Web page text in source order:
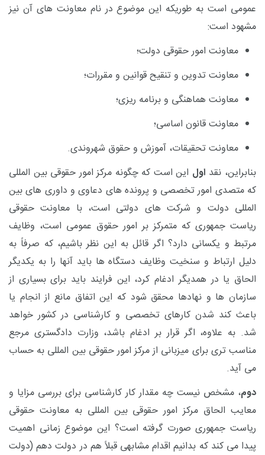
عمومی است به طوریکه این موضوع در نام معاونت های آن نیز
مشهود است:
معاونت امور حقوقی دولت؛
معاونت تدوین و تنقیح قوانین و مقررات؛
معاونت هماهنگی و برنامه ریزی؛
معاونت قانون اساسی؛
معاونت تحقیقات، آموزش و حقوق شهروندی.
بنابراین، نقد اول این است که چگونه مرکز امور حقوقی بین المللی
که متصدی امور تخصصی و پرونده های دعاوی و داوری های بین
المللی دولت و شرکت های دولتی است، با معاونت حقوقی
ریاست جمهوری که متمرکز بر امور حقوق عمومی است، وظایف
مرتبط و یکسانی دارد؟ اگر قائل به این نظر باشیم، که صرفاً به
دلیل ارتباط و سنخیت وظایف دستگاه ها باید آنها را به یکدیگر
الحاق یا در همدیگر ادغام کرد، این فرایند باید برای بسیاری از
سازمان ها و نهادها محقق شود که این اتفاق مانع از انجام یا
باعث کند شدن کارهای تخصصی و کارشناسی در کشور خواهد
شد. به علاوه، اگر قرار بر ادغام باشد، وزارت دادگستری مرجع
مناسب تری برای میزبانی از مرکز امور حقوقی بین المللی به حساب
می آید.
دوم، مشخص نیست چه مقدار کار کارشناسی برای بررسی مزایا و
معایب الحاق مرکز امور حقوقی بین المللی به معاونت حقوقی
ریاست جمهوری صورت گرفته است؟ این موضوع زمانی اهمیت
پیدا می کند که بدانیم اقدام مشابهی قبلاً هم در دولت دهم (دولت